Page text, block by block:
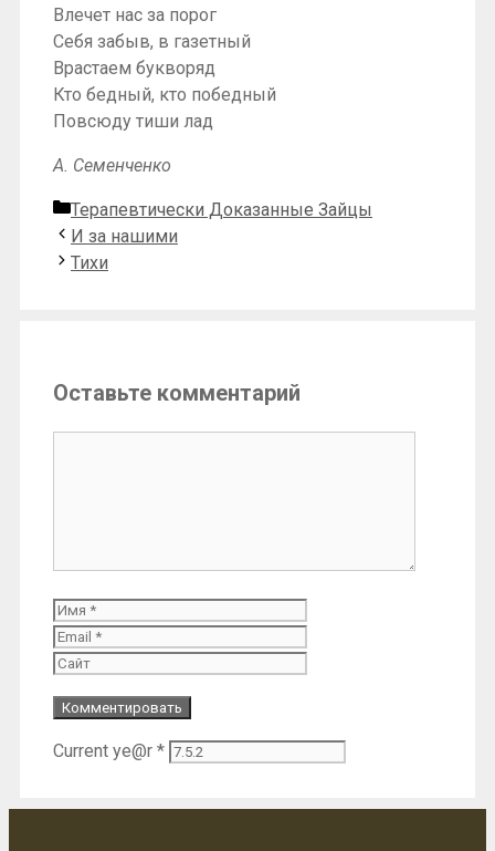
Влечет нас за порог
Себя забыв, в газетный
Врастаем букворяд
Кто бедный, кто победный
Повсюду тиши лад
А. Семенченко
Рубрики
Терапевтически Доказанные Зайцы
И за нашими
Тихи
Оставьте комментарий
Имя
Current ye@r *